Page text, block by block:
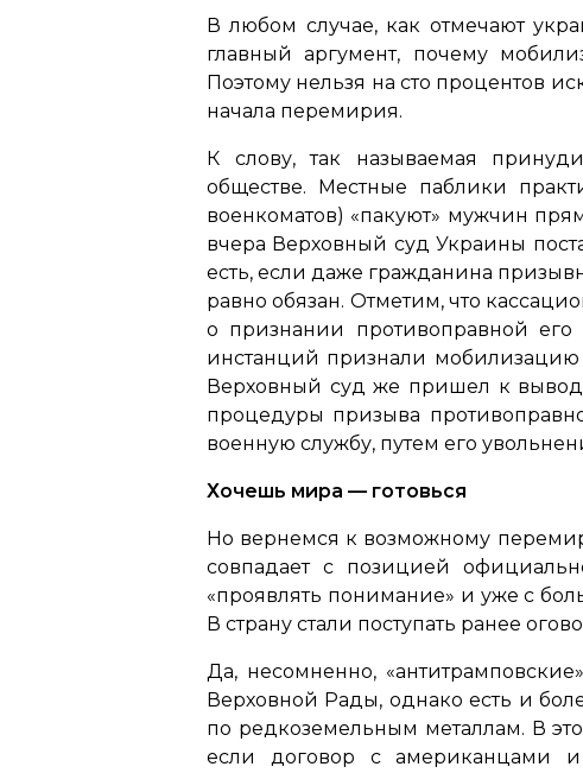
В любом случае, как отмечают
главный аргумент, почему
Поэтому нельзя на сто процентов
начала перемирия.
К слову, так называемая
обществе. Местные паблики
военкоматов) «пакуют» мужчин
вчера Верховный суд Украины
есть, если даже гражданина
равно обязан. Отметим, что
о признании противоправной
инстанций признали мобилизацию
Верховный суд же пришел к
процедуры призыва
военную службу, путем его
Хочешь мира — готовься
Но вернемся к возможному
совпадает с позицией
«проявлять понимание» и уже с
В страну стали поступать ранее
Да, несомненно,
Верховной Рады, однако есть и
по редкоземельным металлам. В
если договор с американцами и